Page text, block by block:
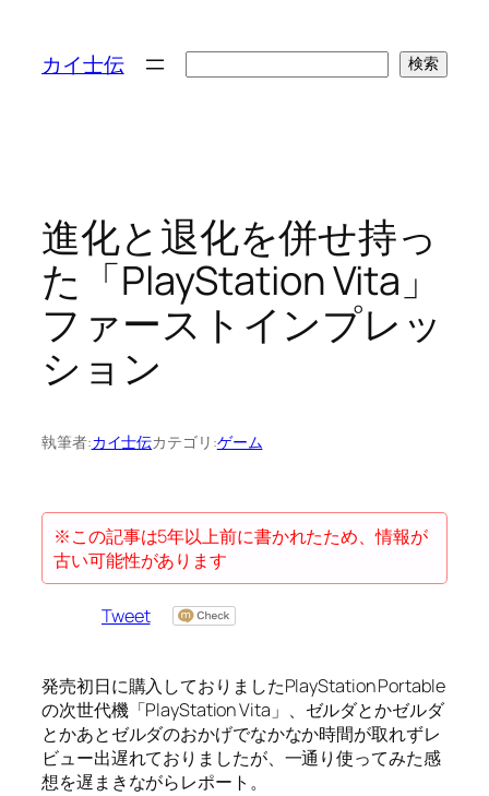
カイ士伝 検索
進化と退化を併せ持っ
た「PlayStation Vita」
ファーストインプレッ
ション
執筆者:カイ士伝カテゴリ:ゲーム
※この記事は5年以上前に書かれたため、情報が
古い可能性があります
Tweet
発売初日に購入しておりましたPlayStation Portable
の次世代機「PlayStation Vita」、ゼルダとかゼルダ
とかあとゼルダのおかげでなかなか時間が取れずレ
ビュー出遅れておりましたが、一通り使ってみた感
想を遅まきながらレポート。